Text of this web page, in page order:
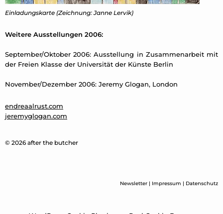
Einladungskarte (Zeichnung: Janne Lervik)
Weitere Ausstellungen 2006:
September/Oktober 2006: Ausstellung in Zusammenarbeit mit
der Freien Klasse der Universität der Künste Berlin
November/Dezember 2006: Jeremy Glogan, London
endreaalrust.com
jeremyglogan.com
© 2026 after the butcher
Newsletter | Impressum | Datenschutz